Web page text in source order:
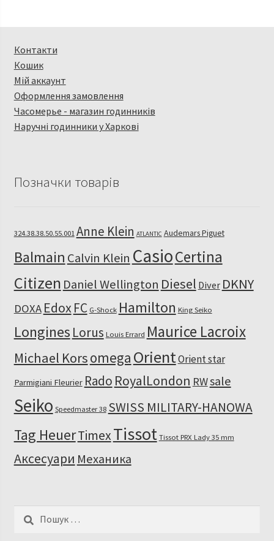
Контакти
Кошик
Мій аккаунт
Оформлення замовлення
Часомерье - магазин годинників
Наручні годинники у Харкові
Позначки товарів
324.38.38.50.55.001 Anne Klein ATLANTIC Audemars Piguet
Balmain Calvin Klein CasioCertina
Citizen Daniel Wellington Diesel Diver DKNY
DOXA EdoxFC G-Shock Hamilton King Seiko
Longines Lorus Louis Errard Maurice Lacroix
Michael Korsomega OrientOrient star
Parmigiani Fleurier Rado RoyalLondon RWsale
Seiko Speedmaster 38 SWISS MILITARY-HANOWA
Tag HeuerTimexTissot Tissot PRX Lady 35 mm
Аксесуари Механика
Пошук: